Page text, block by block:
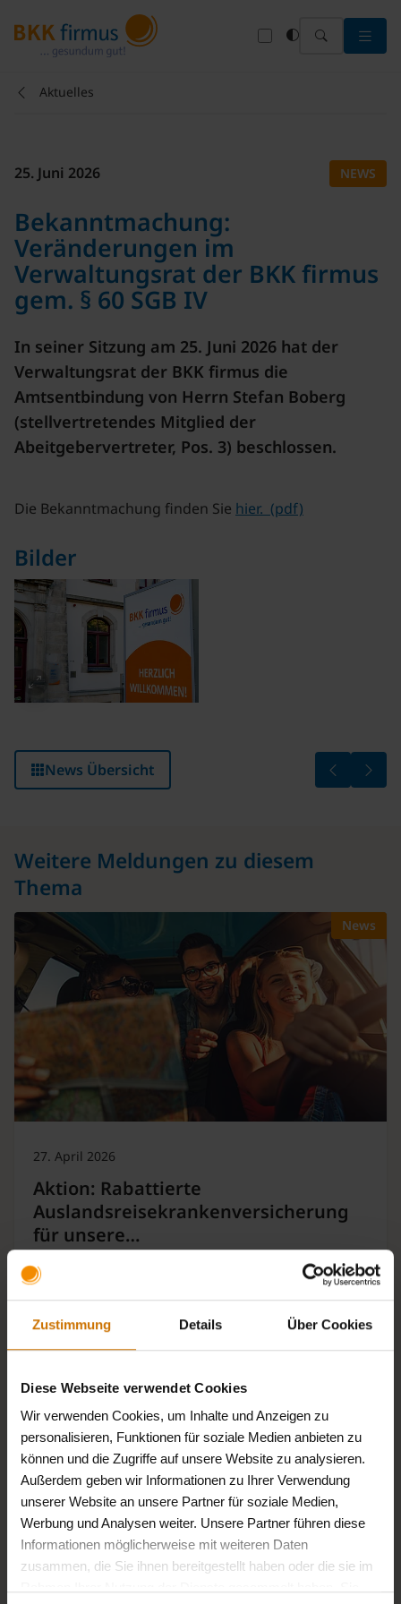
Zustimmung Details Über Cookies
Diese Webseite verwendet Cookies
Wir verwenden Cookies, um Inhalte und Anzeigen zu
personalisieren, Funktionen für soziale Medien anbieten zu
können und die Zugriffe auf unsere Website zu analysieren.
Außerdem geben wir Informationen zu Ihrer Verwendung
unserer Website an unsere Partner für soziale Medien,
Werbung und Analysen weiter. Unsere Partner führen diese
Informationen möglicherweise mit weiteren Daten
zusammen, die Sie ihnen bereitgestellt haben oder die sie im
Aktuelles
25. Juni 2026 NEWS
Bekanntmachung:
Veränderungen im
Verwaltungsrat der BKK firmus
gem. § 60 SGB IV
In seiner Sitzung am 25. Juni 2026 hat der
Verwaltungsrat der BKK firmus die
Amtsentbindung von Herrn Stefan Boberg
(stellvertretendes Mitglied der
Abeitgebervertreter, Pos. 3) beschlossen.
Die Bekanntmachung finden Sie hier. (pdf)
Bilder
News Übersicht Aktion:
Weitere Meldungen zu diesem
Thema
News
27. April 2026
Aktion: Rabattierte
Auslandsreisekrankenversicherung
für unsere…
News
Änderung der Satzung der BKK